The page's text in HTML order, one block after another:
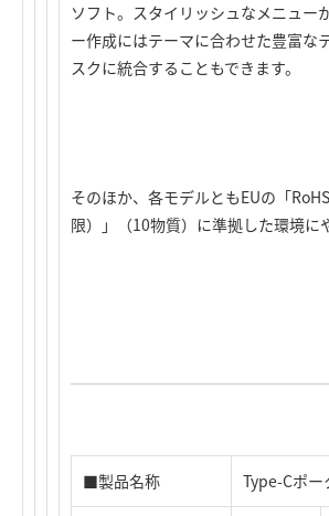
ソフト。スタイリッシュなメニュー
ー作成にはテーマに合わせた豊富な
スクに統合することもできます。
そのほか、各モデルともEUの「
限）」（10物質）に準拠した環境に
■製品名称 Type-Cポ